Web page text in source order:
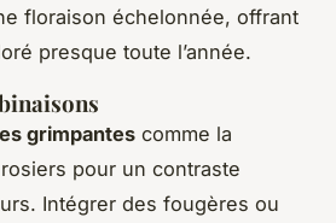
floraison échelonnée, offrant
presque toute l’année.
grimpantes comme la
pour un contraste
Intégrer des fougères ou